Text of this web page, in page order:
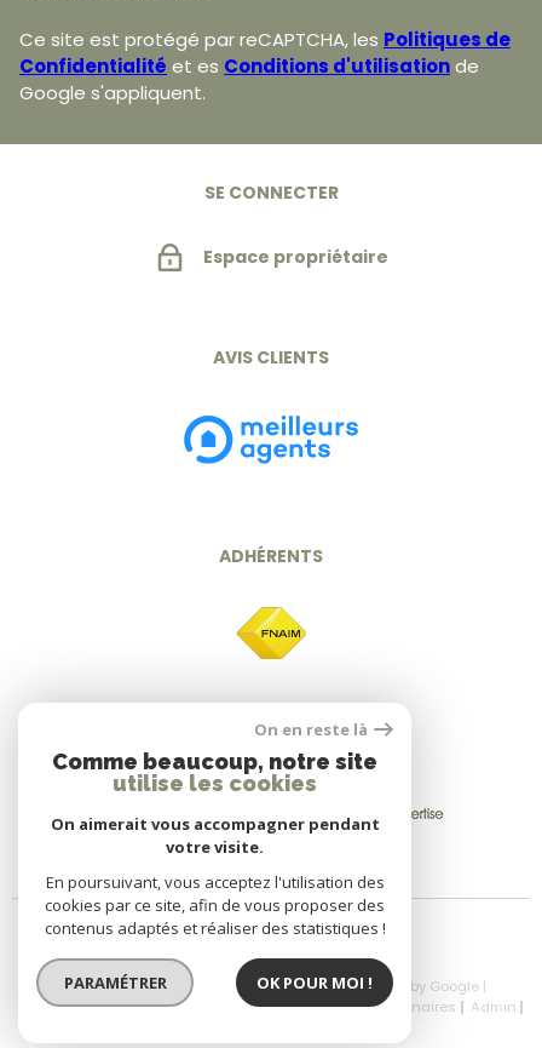
Ce site est protégé par reCAPTCHA, les Politiques de
Confidentialité et es Conditions d'utilisationde
Google s'appliquent.
SE CONNECTER
Espace propriétaire
AVIS CLIENTS
ADHÉRENTS
© 2026 | Tous droits réservés | Traduction powered by Google |
Nos Honoraires
Plan Du Site Mentions Légales Partenaires
Admin
On en reste là
Comme beaucoup, notre site
utilise les cookies
On aimerait vous accompagner pendant
votre visite.
En poursuivant, vous acceptez l'utilisation des
cookies par ce site, afin de vous proposer des
contenus adaptés et réaliser des statistiques !
PARAMÉTRER OK POUR MOI !